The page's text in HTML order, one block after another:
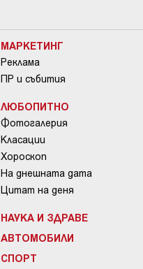
МАРКЕТИНГ
Реклама
ПР и събития
ЛЮБОПИТНО
Фотогалерия
Класации
Хороскоп
На днешната дата
Цитат на деня
НАУКА И ЗДРАВЕ
АВТОМОБИЛИ
СПОРТ